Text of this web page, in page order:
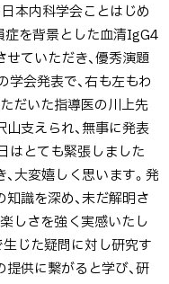
日本内科学会ことはじめ
症を背景とした血清IgG4
ていただき、優秀演題
学会発表で、右も左もわ
だいた指導医の川上先
支えられ、無事に発表
はとても緊張しました
大変嬉しく思います。発
識を深め、未だ解明さ
しさを強く実感いたし
生じた疑問に対し研究す
供に繋がると学び、研